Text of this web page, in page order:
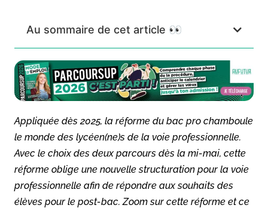
Au sommaire de cet article 👀
Appliquée dès 2025, la réforme du bac pro chamboule
le monde des lycéen(ne)s de la voie professionnelle.
Avec le choix des deux parcours dès la mi-mai, cette
réforme oblige une nouvelle structuration pour la voie
professionnelle afin de répondre aux souhaits des
élèves pour le post-bac. Zoom sur cette réforme et ce